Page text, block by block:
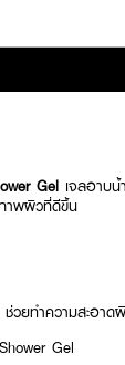
Gel เจลอาบ
าพผิวที่ดีขึ้น
วยทำความสะอา
Gel